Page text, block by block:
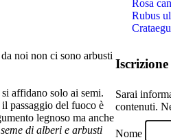
noi non ci sono arbusti
affidano solo ai semi.
passaggio del fuoco è
legnoso ma anche
di alberi e arbusti
Rosa
Rubus
Sarai
contenuti.
Nome